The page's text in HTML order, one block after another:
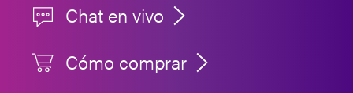
Chat en vivo
Cómo comprar